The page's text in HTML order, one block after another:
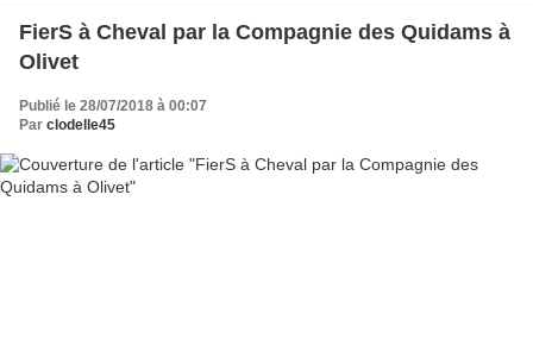
FierS à Cheval par la Compagnie des Quidams à
Olivet
Publié le 28/07/2018 à 00:07
Par clodelle45